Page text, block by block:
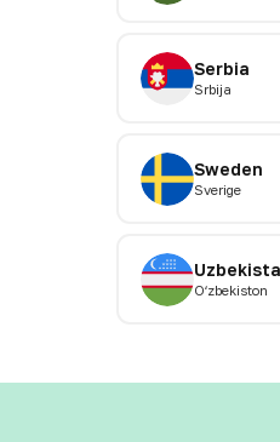
Serbia
Srbija
Sweden
Sverige
Oʻzbekiston